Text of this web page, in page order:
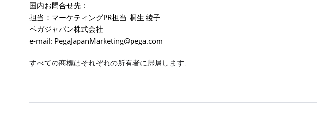
国内お問合せ先：
担当：マーケティングPR担当 桐生 綾子
ペガジャパン株式会社
e-mail: PegaJapanMarketing@pega.com
すべての商標はそれぞれの所有者に帰属します。